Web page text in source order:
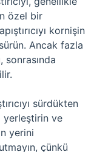
özel bir
kornişin
Ancak fazla
sonrasında
sürdükten
yerleştirin ve
yerini
çünkü